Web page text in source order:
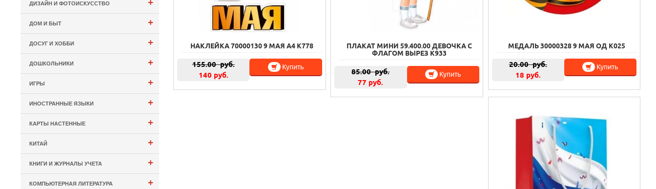
НАКЛЕЙКА 70000130 9 МАЯ А4 К778
155.00руб.
140 руб.
Купить
ПЛАКАТ МИНИ 59.400.00 ДЕВОЧКА С
ФЛАГОМ ВЫРЕЗ К933
85.00руб.
77 руб.
Купить
МЕДАЛЬ 30000328 9 МАЯ ОД К025
20.00руб.
18 руб.
Купить
+
ДИЗАЙН И ФОТОИСКУССТВО
+
ДОМ И БЫТ
+
ДОСУГ И ХОББИ
+
ДОШКОЛЬНИКИ
+
ИГРЫ
+
ИНОСТРАННЫЕ ЯЗЫКИ
+
КАРТЫ НАСТЕННЫЕ
+
КИТАЙ
+
КНИГИ И ЖУРНАЛЫ УЧЕТА
+
КОМПЬЮТЕРНАЯ ЛИТЕРАТУРА